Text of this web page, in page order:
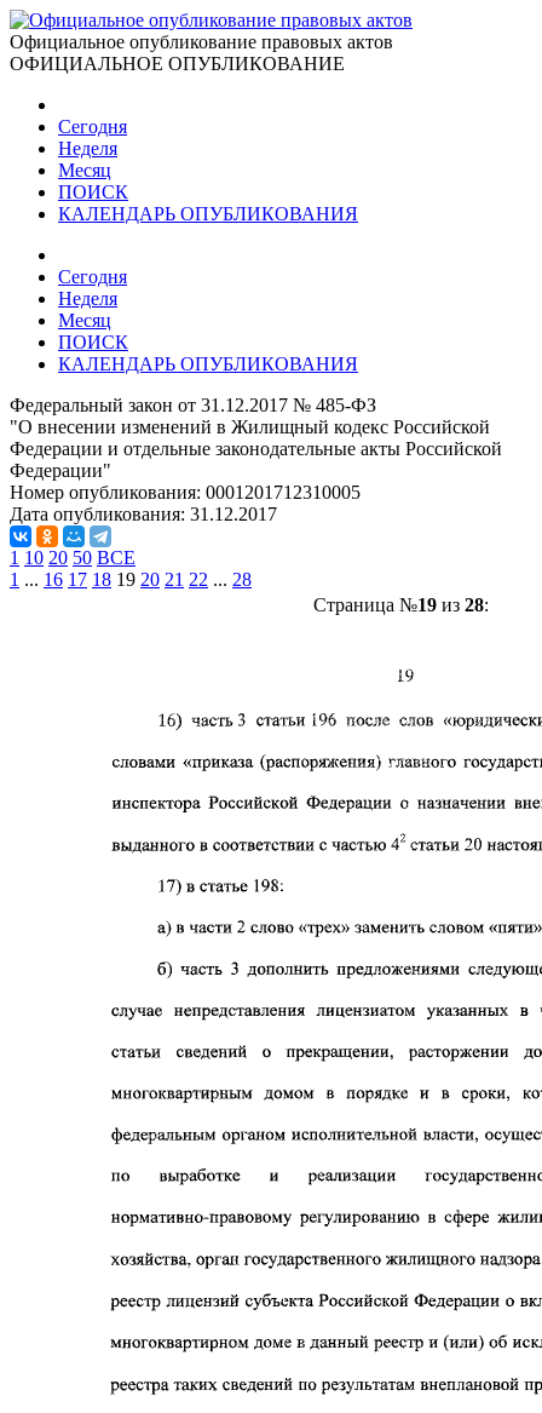
Официальное опубликование правовых актов
ОФИЦИАЛЬНОЕ ОПУБЛИКОВАНИЕ
Сегодня
Неделя
Месяц
ПОИСК
КАЛЕНДАРЬ ОПУБЛИКОВАНИЯ
Сегодня
Неделя
Месяц
ПОИСК
КАЛЕНДАРЬ ОПУБЛИКОВАНИЯ
Федеральный закон от 31.12.2017 № 485-ФЗ
"О внесении изменений в Жилищный кодекс Российской
Федерации и отдельные законодательные акты Российской
Федерации"
Номер опубликования: 0001201712310005
Дата опубликования: 31.12.2017
1 10 20 50 ВСЕ
1 ... 16 17 18 19 20 21 22 ... 28
Страница №19из 28: